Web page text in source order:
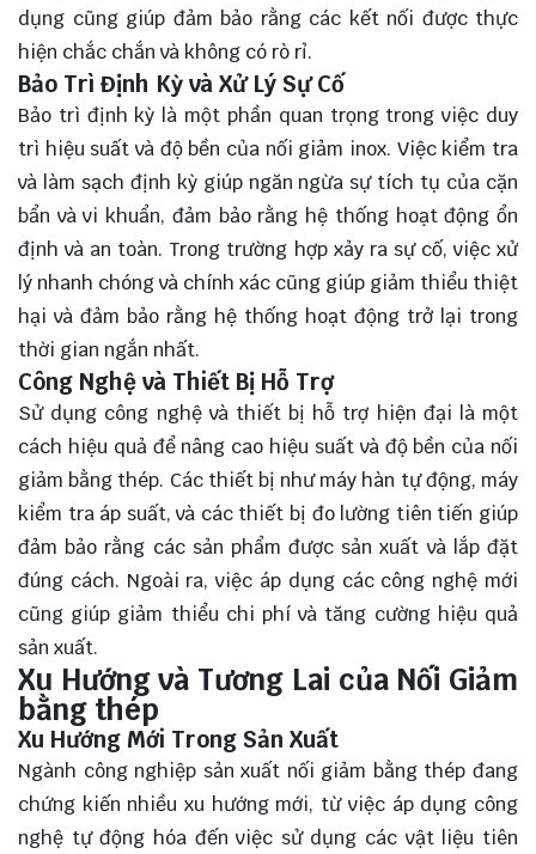
dụng cũng giúp đảm bảo rằng các kết nối được thực
hiện chắc chắn và không có rò rỉ.
Bảo Trì Định Kỳ và Xử Lý Sự Cố
Bảo trì định kỳ là một phần quan trọng trong việc duy
trì hiệu suất và độ bền của nối giảm inox. Việc kiểm tra
và làm sạch định kỳ giúp ngăn ngừa sự tích tụ của cặn
bẩn và vi khuẩn, đảm bảo rằng hệ thống hoạt động ổn
định và an toàn. Trong trường hợp xảy ra sự cố, việc xử
lý nhanh chóng và chính xác cũng giúp giảm thiểu thiệt
hại và đảm bảo rằng hệ thống hoạt động trở lại trong
thời gian ngắn nhất.
Công Nghệ và Thiết Bị Hỗ Trợ
Sử dụng công nghệ và thiết bị hỗ trợ hiện đại là một
cách hiệu quả để nâng cao hiệu suất và độ bền của nối
giảm bằng thép. Các thiết bị như máy hàn tự động, máy
kiểm tra áp suất, và các thiết bị đo lường tiên tiến giúp
đảm bảo rằng các sản phẩm được sản xuất và lắp đặt
đúng cách. Ngoài ra, việc áp dụng các công nghệ mới
cũng giúp giảm thiểu chi phí và tăng cường hiệu quả
sản xuất.
Xu Hướng và Tương Lai của Nối Giảm
bằng thép
Xu Hướng Mới Trong Sản Xuất
Ngành công nghiệp sản xuất nối giảm bằng thép đang
chứng kiến nhiều xu hướng mới, từ việc áp dụng công
nghệ tự động hóa đến việc sử dụng các vật liệu tiên